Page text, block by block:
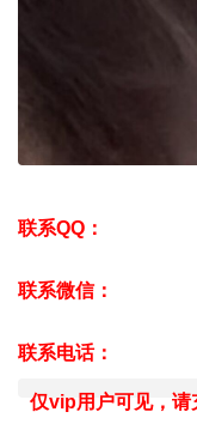
联系QQ：
联系微信：
联系电话：
仅vip用户可见，请